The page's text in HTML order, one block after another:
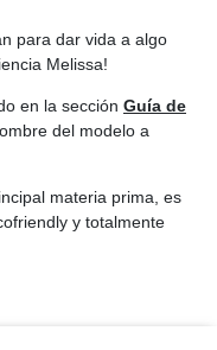
para dar vida a algo
Melissa!
en la sección Guía de
del modelo a
materia prima, es
y totalmente